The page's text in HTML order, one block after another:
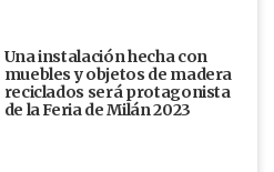
Una instalación hecha con
muebles y objetos de madera
reciclados será protagonista
de la Feria de Milán 2023